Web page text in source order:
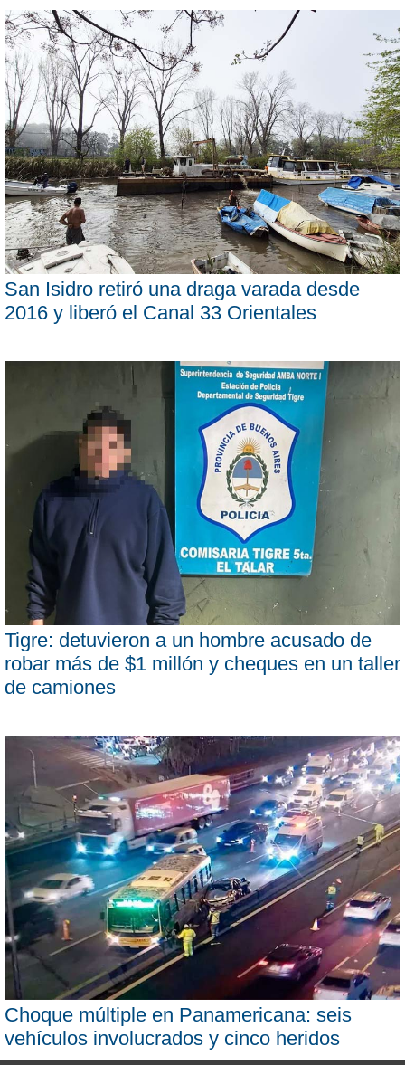
San Isidro retiró una draga varada desde
2016 y liberó el Canal 33 Orientales
Tigre: detuvieron a un hombre acusado de
robar más de $1 millón y cheques en un taller
de camiones
Choque múltiple en Panamericana: seis
vehículos involucrados y cinco heridos